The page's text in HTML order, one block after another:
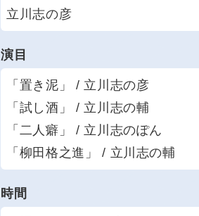
立川志の彦
演目
「置き泥」 / 立川志の彦
「試し酒」 / 立川志の輔
「二人癖」 / 立川志のぽん
「柳田格之進」 / 立川志の輔
時間